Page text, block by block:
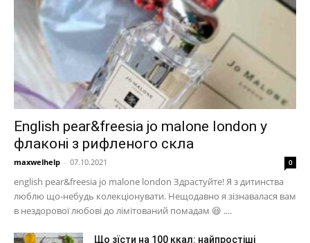
English pear&freesia jo malone london у
флаконі з рифленого скла
maxwelhelp - 07.10.2021 0
english pear&freesia jo malone london Здрастуйте! Я з дитинства
люблю що-небудь колекціонувати. Нещодавно я зізнавалася вам
в нездорової любові до лімітований помадам 😆 ....
Що зїсти на 100 ккал: найпростіші